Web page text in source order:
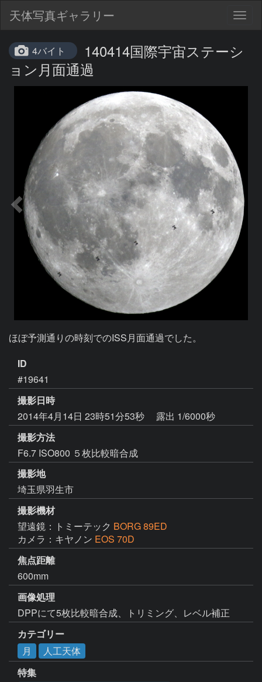
天体写真ギャラリー
4バイト
140414国際宇宙ステーシ
ョン月面通過
ほぼ予測通りの時刻でのISS月面通過でした。
ID
#19641
撮影日時
2014年4月14日 23時51分53秒
露出 1/6000秒
撮影方法
F6.7 ISO800 ５枚比較暗合成
撮影地
埼玉県羽生市
撮影機材
望遠鏡：トミーテック BORG 89ED
カメラ：キヤノン EOS 70D
焦点距離
600mm
画像処理
DPPにて5枚比較暗合成、トリミング、レベル補正
カテゴリー
月
人工天体
特集